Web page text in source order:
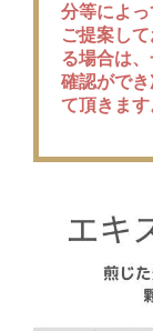
分等によっ
ご提案し
る場合は
確認がで
て頂きます